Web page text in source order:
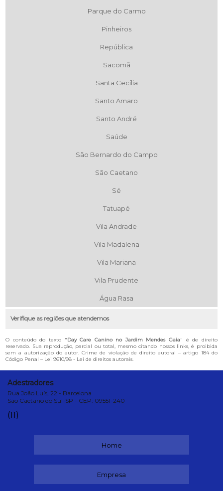
Parque do Carmo
Pinheiros
República
Sacomã
Santa Cecília
Santo Amaro
Santo André
Saúde
São Bernardo do Campo
São Caetano
Sé
Tatuapé
Vila Andrade
Vila Madalena
Vila Mariana
Vila Prudente
Água Rasa
Verifique as regiões que atendemos
O conteúdo do texto "Day Care Canino no Jardim Mendes Gaia" é de direito
reservado. Sua reprodução, parcial ou total, mesmo citando nossos links, é proibida
sem a autorização do autor. Crime de violação de direito autoral – artigo 184 do
Código Penal – Lei 9610/98 - Lei de direitos autorais.
Adestradores
Rua João Luís, 22 - Barcelona
São Caetano do Sul-SP - CEP: 09551-240
(11)
Home
Empresa